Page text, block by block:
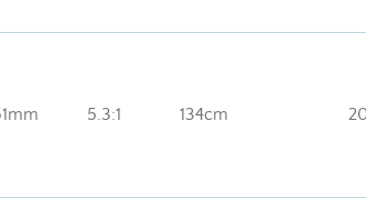
5.3:1 134cm